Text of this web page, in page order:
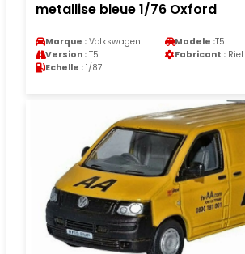
metallise bleue 1/76 Oxford
Marque : Volkswagen Modele :T5
Version : T5 Fabricant :
Echelle : 1/87